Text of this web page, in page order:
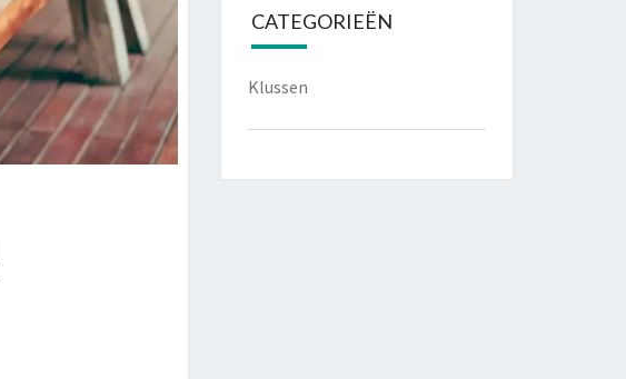
CATEGORIEËN
Klussen